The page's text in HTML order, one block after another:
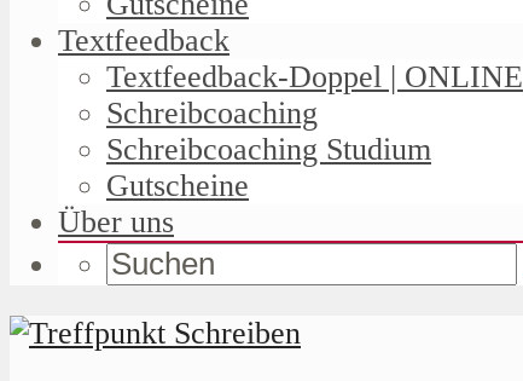
Textfeedback
Textfeedback-Doppel | ONLINE
Schreibcoaching
Schreibcoaching Studium
Gutscheine
Über uns